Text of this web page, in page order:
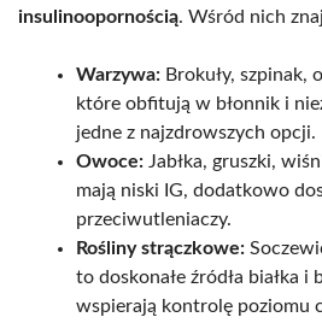
insulinoopornością. Wśród nich
Warzywa: Brokuły, szpinak,
które obfitują w błonnik i
jedne z najzdrowszych opcji.
Owoce: Jabłka, gruszki,
mają niski IG, dodatkowo
przeciwutleniaczy.
Rośliny strączkowe:
to doskonałe źródła białka i
wspierają kontrolę poziomu